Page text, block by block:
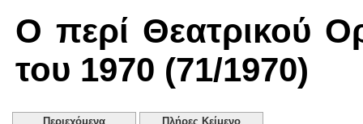
Ο περί Θεατρικού
του 1970 (71/1970)
Περιεχόμενα Πλήρες Κείμενο